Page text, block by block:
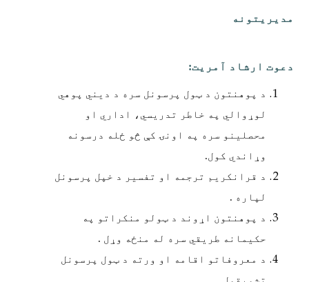
مدیریتونه
دعوت ارشاد آمريت:
د پوهنتون د ټول پرسونل سره د دیني پوهي
لوړوالي په خاطر تدریسي، اداري او
محصلینو سره په اونۍ کې څو ځله درسونه
وړاندي کول.
د قرانکریم ترجمه او تفسیر د خپل پرسونل
لپاره .
د پوهنتون اړوند د ټولو منکراتو په
حکیمانه طریقي سره له منځه وړل .
د معروفاتو اقامه او ورته د ټول پرسونل